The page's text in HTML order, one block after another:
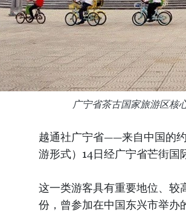
广宁省茶古国家旅游区核
越通社广宁省——来自中国的
游形式）14日经广宁省芒街国
这一类游客具有重要地位、较
份，曾参加在中国东兴市举办